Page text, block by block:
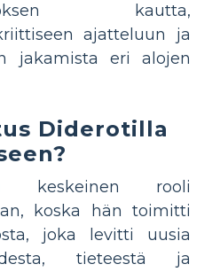
kautta,
ajatteluun ja
jakamista eri alojen
Diderotilla
keskeinen rooli
koska hän toimitti
joka levitti uusia
tieteestä ja